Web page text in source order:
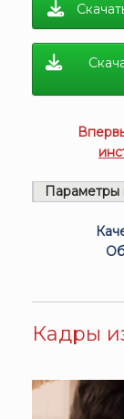
Параметры
Кадры